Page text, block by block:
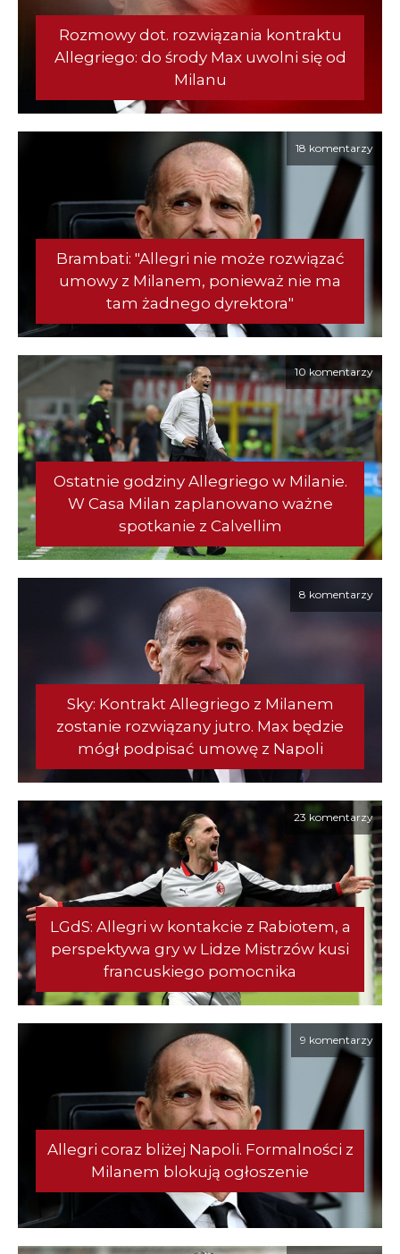
Rozmowy dot. rozwiązania kontraktu
Allegriego: do środy Max uwolni się od
Milanu
18 komentarzy
Brambati: "Allegri nie może rozwiązać
umowy z Milanem, ponieważ nie ma
tam żadnego dyrektora"
10 komentarzy
Ostatnie godziny Allegriego w Milanie.
W Casa Milan zaplanowano ważne
spotkanie z Calvellim
8 komentarzy
Sky: Kontrakt Allegriego z Milanem
zostanie rozwiązany jutro. Max będzie
mógł podpisać umowę z Napoli
23 komentarzy
LGdS: Allegri w kontakcie z Rabiotem, a
perspektywa gry w Lidze Mistrzów kusi
francuskiego pomocnika
9 komentarzy
Allegri coraz bliżej Napoli. Formalności z
Milanem blokują ogłoszenie